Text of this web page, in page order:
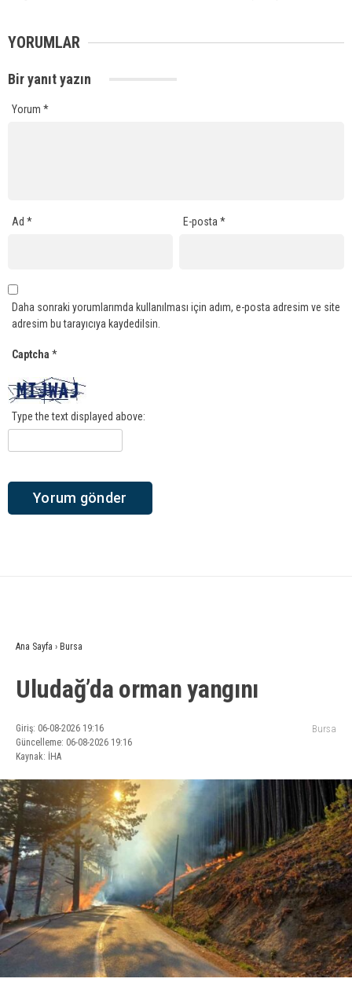
YORUMLAR
Bir yanıt yazın
Yorum *
Ad * E-posta*
Daha sonraki yorumlarımda kullanılması için adım, e-posta adresim ve site
adresim bu tarayıcıya kaydedilsin.
Captcha *
Type the text displayed above:
Ana Sayfa › Bursa
Uludağ’da orman yangını
Giriş: 06-08-2026 19:16
Güncelleme: 06-08-2026 19:16
Kaynak: İHA
Bursa